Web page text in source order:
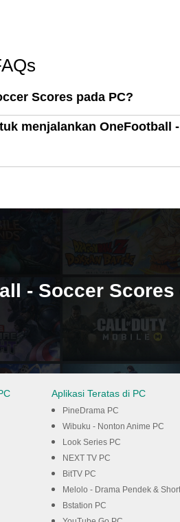
Scores pada PC?
menjalankan OneFootball
- Soccer Scores
Aplikasi Teratas di PC
PineDrama PC
Wibuku - Nonton Anime PC
Look Series PC
NEXT TV PC
BitTV PC
Melolo - Drama Pendek & Shorts PC
Bstation PC